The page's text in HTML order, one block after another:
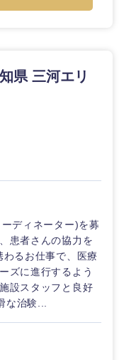
京都
宅・家賃補助有
県 三河エリ
ディネーター)を募
患者さんの協力を
るお仕事で、医療
ズに進行するよう
設スタッフと良好
な治験...